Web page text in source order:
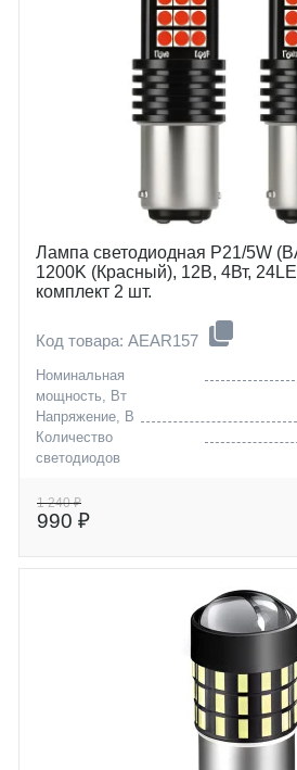
Лампа светодиодная P21/5W
1200K (Красный), 12В, 4Вт,
комплект 2 шт.
Код товара: AEAR157
Номинальная
мощность, Вт
Напряжение, В
Количество
светодиодов
1 240 ₽
990 ₽